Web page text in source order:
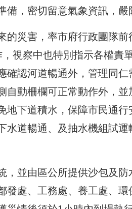
，密切留意氣象資訊，嚴
的災害，率市府行政團隊
視察中也特別指示各權責
確認河道暢通外，管理同
自動柵欄可正常動作外，
下道積水，保障市民通行
水道暢通、及抽水機組試
，並由區公所提供沙包及
發處、工務處、養工處、